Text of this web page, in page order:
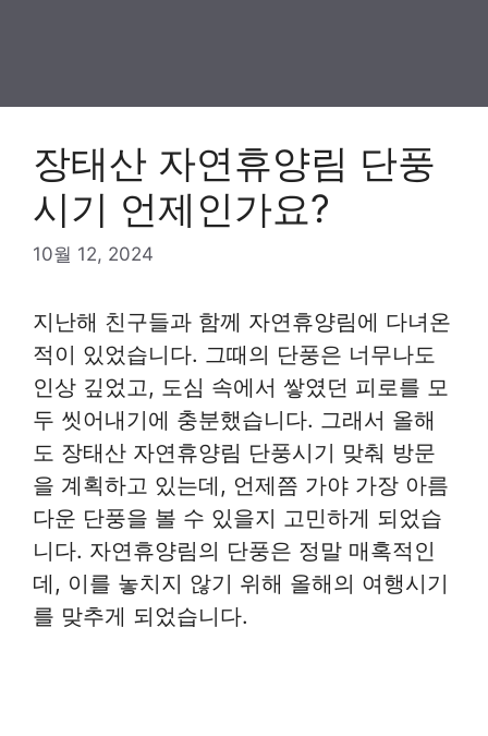
장태산 자연휴양림 단풍
시기 언제인가요?
10월 12, 2024
지난해 친구들과 함께 자연휴양림에 다녀온
적이 있었습니다. 그때의 단풍은 너무나도
인상 깊었고, 도심 속에서 쌓였던 피로를 모
두 씻어내기에 충분했습니다. 그래서 올해
도 장태산 자연휴양림 단풍시기 맞춰 방문
을 계획하고 있는데, 언제쯤 가야 가장 아름
다운 단풍을 볼 수 있을지 고민하게 되었습
니다. 자연휴양림의 단풍은 정말 매혹적인
데, 이를 놓치지 않기 위해 올해의 여행시기
를 맞추게 되었습니다.